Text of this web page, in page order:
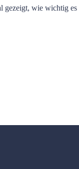
gezeigt, wie wichtig